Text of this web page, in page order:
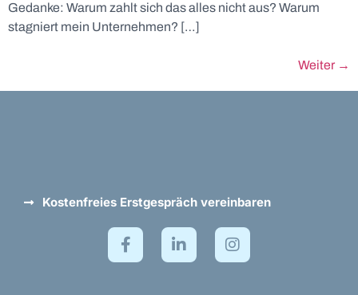
Gedanke: Warum zahlt sich das alles nicht aus? Warum
stagniert mein Unternehmen? […]
Weiter →
Kostenfreies Erstgespräch vereinbaren